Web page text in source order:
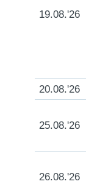
19.08.'26
20.08.'26
25.08.'26
26.08.'26